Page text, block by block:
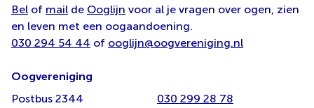
Bel of mail de Ooglijn voor al je vragen over ogen, zien
en leven met een oogaandoening.
030 294 54 44 of ooglijn@oogvereniging.nl
Oogvereniging
Postbus 2344
030 299 28 78